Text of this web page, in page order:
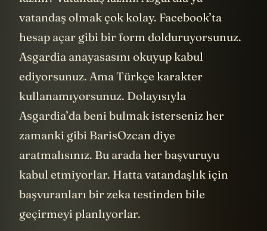
vatandaş olmak çok kolay. Facebook’ta
hesap açar gibi bir form dolduruyorsunuz.
Asgardia anayasasını okuyup kabul
ediyorsunuz. Ama Türkçe karakter
kullanamıyorsunuz. Dolayısıyla
Asgardia’da beni bulmak isterseniz her
zamanki gibi BarisOzcan diye
aratmalısınız. Bu arada her başvuruyu
kabul etmiyorlar. Hatta vatandaşlık için
başvuranları bir zeka testinden bile
geçirmeyi planlıyorlar.